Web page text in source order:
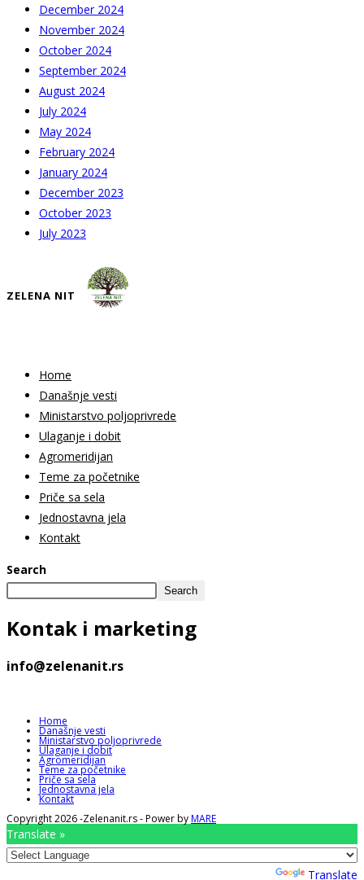
December 2024
November 2024
October 2024
September 2024
August 2024
July 2024
May 2024
February 2024
January 2024
December 2023
October 2023
July 2023
ZELENA NIT
Home
Današnje vesti
Ministarstvo poljoprivrede
Ulaganje i dobit
Agromeridijan
Teme za početnike
Priče sa sela
Jednostavna jela
Kontakt
Search
Search
Kontak i marketing
info@zelenanit.rs
Home
Današnje vesti
Ministarstvo poljoprivrede
Ulaganje i dobit
Agromeridijan
Teme za početnike
Priče sa sela
Jednostavna jela
Kontakt
Copyright 2026 -Zelenanit.rs - Power byMARE
Translate »
Translate